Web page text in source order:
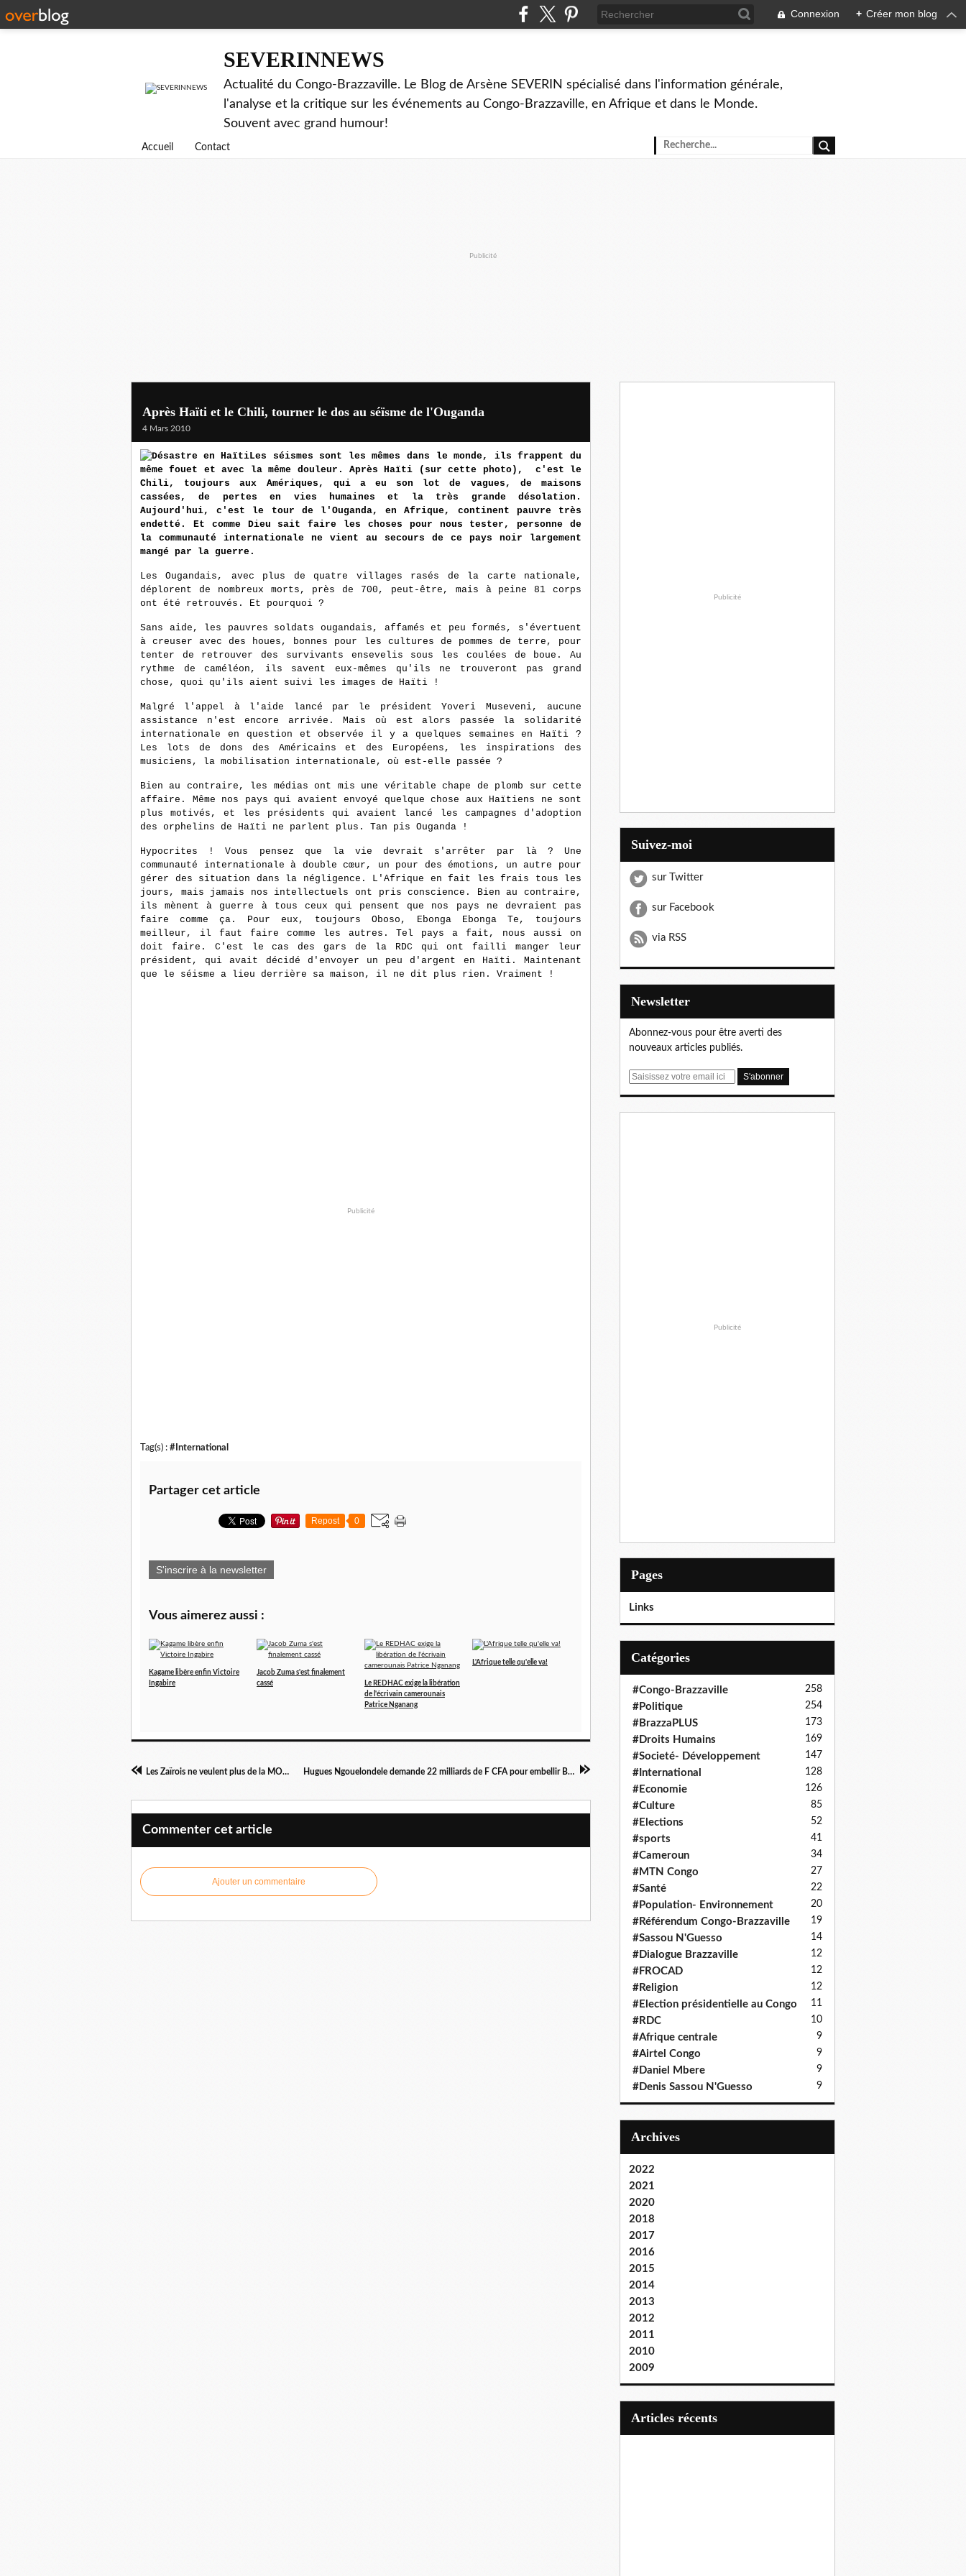
Connexion + Créer mon blog
SEVERINNEWS
Actualité du Congo-Brazzaville. Le Blog de Arsène SEVERIN spécialisé dans l'information générale,
l'analyse et la critique sur les événements au Congo-Brazzaville, en Afrique et dans le Monde.
Souvent avec grand humour!
Accueil Contact
Publicité
Après Haïti et le Chili, tourner le dos au séïsme de l'Ouganda
4 Mars 2010
Les séismes sont les mêmes dans le monde, ils frappent du
même fouet et avec la même douleur. Après Haïti (sur cette photo), c'est le
Chili, toujours aux Amériques, qui a eu son lot de vagues, de maisons
cassées, de pertes en vies humaines et la très grande désolation.
Aujourd'hui, c'est le tour de l'Ouganda, en Afrique, continent pauvre très
endetté. Et comme Dieu sait faire les choses pour nous tester, personne de
la communauté internationale ne vient au secours de ce pays noir largement
mangé par la guerre.
Les Ougandais, avec plus de quatre villages rasés de la carte nationale,
déplorent de nombreux morts, près de 700, peut-être, mais à peine 81 corps
ont été retrouvés. Et pourquoi ?
Sans aide, les pauvres soldats ougandais, affamés et peu formés, s'évertuent
à creuser avec des houes, bonnes pour les cultures de pommes de terre, pour
tenter de retrouver des survivants ensevelis sous les coulées de boue. Au
rythme de caméléon, ils savent eux-mêmes qu'ils ne trouveront pas grand
chose, quoi qu'ils aient suivi les images de Haïti !
Malgré l'appel à l'aide lancé par le président Yoveri Museveni, aucune
assistance n'est encore arrivée. Mais où est alors passée la solidarité
internationale en question et observée il y a quelques semaines en Haïti ?
Les lots de dons des Américains et des Européens, les inspirations des
musiciens, la mobilisation internationale, où est-elle passée ?
Bien au contraire, les médias ont mis une véritable chape de plomb sur cette
affaire. Même nos pays qui avaient envoyé quelque chose aux Haïtiens ne sont
plus motivés, et les présidents qui avaient lancé les campagnes d'adoption
des orphelins de Haïti ne parlent plus. Tan pis Ouganda !
Hypocrites ! Vous pensez que la vie devrait s'arrêter par là ? Une
communauté internationale à double cœur, un pour des émotions, un autre pour
gérer des situation dans la négligence. L'Afrique en fait les frais tous les
jours, mais jamais nos intellectuels ont pris conscience. Bien au contraire,
ils mènent à guerre à tous ceux qui pensent que nos pays ne devraient pas
faire comme ça. Pour eux, toujours Oboso, Ebonga Ebonga Te, toujours
meilleur, il faut faire comme les autres. Tel pays a fait, nous aussi on
doit faire. C'est le cas des gars de la RDC qui ont failli manger leur
président, qui avait décidé d'envoyer un peu d'argent en Haïti. Maintenant
que le séisme a lieu derrière sa maison, il ne dit plus rien. Vraiment !
Publicité
Tag(s) : #International
Partager cet article
Repost 0
S'inscrire à la newsletter
Vous aimerez aussi :
Kagame libère enfin Victoire
Ingabire
Jacob Zuma s'est finalement
cassé
Le REDHAC exige la libération
de l'écrivain camerounais
Patrice Nganang
L'Afrique telle qu'elle va!
Les Zaïrois ne veulent plus de la MONUC !!! Hugues Ngouelondele demande 22 milliards de F CFA pour embellir Brazzaville
Commenter cet article
Ajouter un commentaire
Publicité
Suivez-moi
sur Twitter
sur Facebook
via RSS
Newsletter
Abonnez-vous pour être averti des
nouveaux articles publiés.
E
Publicité
Pages
Links
Catégories
#Congo-Brazzaville 258
#Politique 254
#BrazzaPLUS 173
#Droits Humains 169
#Societé- Développement 147
#International 128
#Economie 126
#Culture 85
#Elections 52
#sports 41
#Cameroun 34
#MTN Congo 27
#Santé 22
#Population- Environnement 20
#Référendum Congo-Brazzaville 19
#Sassou N'Guesso 14
#Dialogue Brazzaville 12
#FROCAD 12
#Religion 12
#Election présidentielle au Congo 11
#RDC 10
#Afrique centrale 9
#Airtel Congo 9
#Daniel Mbere 9
#Denis Sassou N'Guesso 9
Archives
2022
2021
2020
2018
2017
2016
2015
2014
2013
2012
2011
2010
2009
articles récents